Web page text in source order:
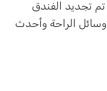
تم تجديد الفندق
ليقدم أفضل وسائل الراحة وأحدث